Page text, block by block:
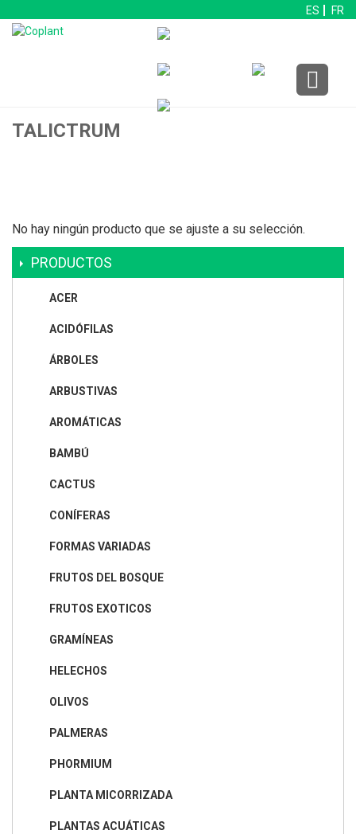
ES FR
TALICTRUM
No hay ningún producto que se ajuste a su selección.
PRODUCTOS
ACER
ACIDÓFILAS
ÁRBOLES
ARBUSTIVAS
AROMÁTICAS
BAMBÚ
CACTUS
CONÍFERAS
FORMAS VARIADAS
FRUTOS DEL BOSQUE
FRUTOS EXOTICOS
GRAMÍNEAS
HELECHOS
OLIVOS
PALMERAS
PHORMIUM
PLANTA MICORRIZADA
PLANTAS ACUÁTICAS